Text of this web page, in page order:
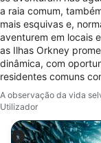
a raia comum,
mais esquivas e,
aventurem em locais
as Ilhas Orkney
dinâmica, com
residentes comuns
A observação da vida
Utilizador
Entender o
ou
diferentes.
Desenvolver e
Usar dados
conteúdo
Recursos especiais